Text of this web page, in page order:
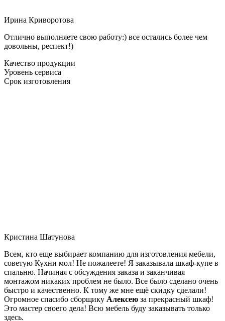
Ирина Криворотова
Отлично выполняете свою работу:) все остались более чем
довольны, респект!)
Качество продукции
Уровень сервиса
Срок изготовления
Кристина Шатунова
Всем, кто еще выбирает компанию для изготовления мебели,
советую Кухни мол! Не пожалеете! Я заказывала шкаф-купе в
спальню. Начиная с обсуждения заказа и заканчивая
монтажом никаких проблем не было. Все было сделано очень
быстро и качественно. К тому же мне ещё скидку сделали!
Огромное спасибо сборщику Алексею за прекрасный шкаф!
Это мастер своего дела! Всю мебель буду заказывать только
здесь.